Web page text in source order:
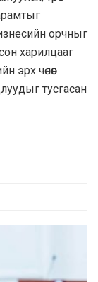
орчныг
харилцааг
чөлөөг
тусгасан